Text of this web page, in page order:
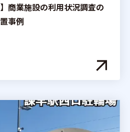
商業施設の利用状況調査の
事例